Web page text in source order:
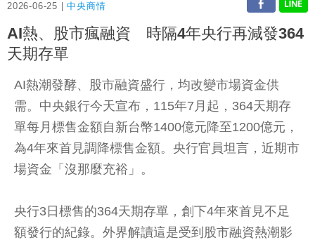
2026-06-25 |中央商情
AI熱、股市瘋融資 時隔4年央行再減發364
天期存單
AI熱潮發酵、股市融資盛行，均改變市場資金供
需。中央銀行今天宣布，115年7月起，364天期存
單每月標售金額自新台幣1400億元降至1200億元，
為4年來首見調降標售金額。央行官員坦言，近期市
場資金「沒那麼充裕」。
央行3日標售的364天期存單，創下4年來首見不足
額發行的紀錄。外界解讀這是受到股市融資熱潮影